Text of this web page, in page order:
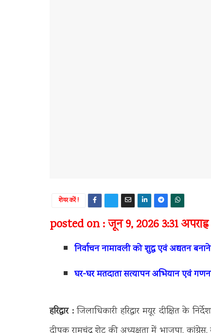
शेयर करें !
posted on : जून 9, 2026 3:31 अपराह्न
निर्वाचन नामावली को शुद्ध एवं अद्यतन
घर-घर मतदाता सत्यापन अभियान एवं गणना
हरिद्वार :जिलाधिकारी हरिद्वार मयूर दीक्षित के